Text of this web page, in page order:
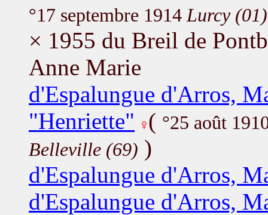
°17 septembre 1914 Lurcy (01)
× 1955 du Breil de
Anne Marie
d'Espalungue d'Arros,
"Henriette"
( °25 août
Belleville (69) )
d'Espalungue d'Arros,
d'Espalungue d'Arros,